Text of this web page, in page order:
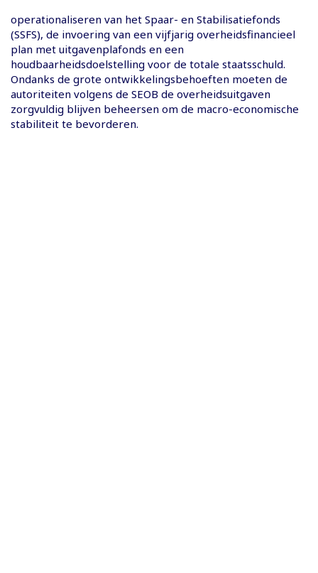
operationaliseren van het Spaar- en Stabilisatiefonds
(SSFS), de invoering van een vijfjarig overheidsfinancieel
plan met uitgavenplafonds en een
houdbaarheidsdoelstelling voor de totale staatsschuld.
Ondanks de grote ontwikkelingsbehoeften moeten de
autoriteiten volgens de SEOB de overheidsuitgaven
zorgvuldig blijven beheersen om de macro-economische
stabiliteit te bevorderen.